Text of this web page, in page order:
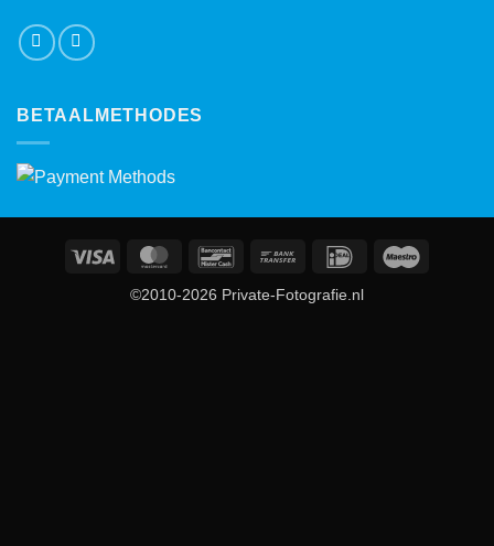
BETAALMETHODES
Visa MasterCardBancontactBank
IDeal
©2010-2026 Private-Fotografie.nl